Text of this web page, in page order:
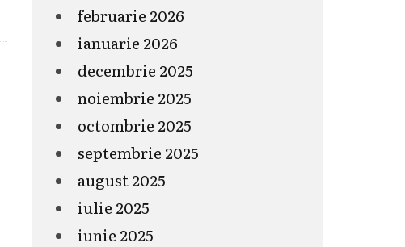
februarie 2026
ianuarie 2026
decembrie 2025
noiembrie 2025
octombrie 2025
septembrie 2025
august 2025
iulie 2025
iunie 2025